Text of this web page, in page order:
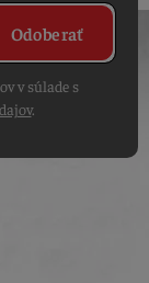
Odoberať
v súlade s
.